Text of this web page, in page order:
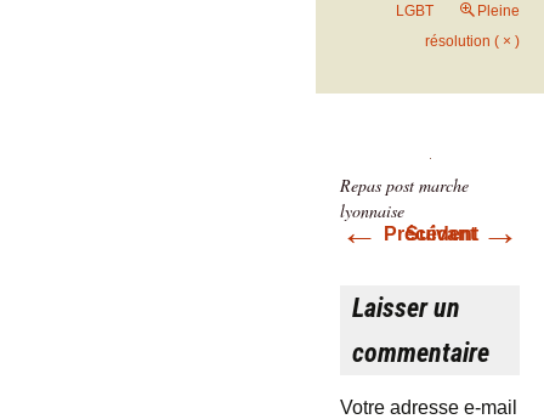
LGBT
Pleine
résolution ( × )
← Précédent
Suivant →
Repas post marche
lyonnaise
Laisser un
commentaire
Votre adresse e-mail